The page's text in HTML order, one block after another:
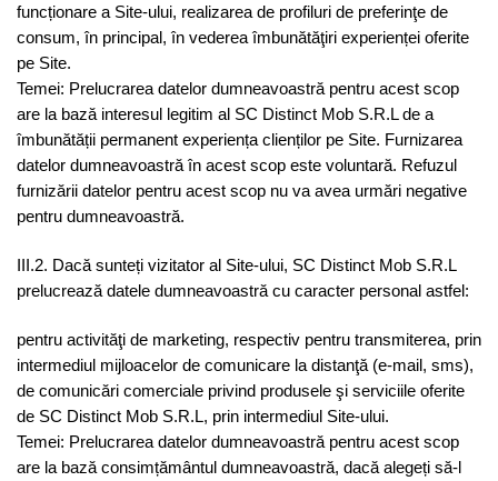
funcționare a Site-ului, realizarea de profiluri de preferinţe de
consum, în principal, în vederea îmbunătăţiri experienței oferite
pe Site.
Temei: Prelucrarea datelor dumneavoastră pentru acest scop
are la bază interesul legitim al SC Distinct Mob S.R.L de a
îmbunătății permanent experiența clienților pe Site. Furnizarea
datelor dumneavoastră în acest scop este voluntară. Refuzul
furnizării datelor pentru acest scop nu va avea urmări negative
pentru dumneavoastră.
III.2. Dacă sunteți vizitator al Site-ului, SC Distinct Mob S.R.L
prelucrează datele dumneavoastră cu caracter personal astfel:
pentru activităţi de marketing, respectiv pentru transmiterea, prin
intermediul mijloacelor de comunicare la distanţă (e-mail, sms),
de comunicări comerciale privind produsele şi serviciile oferite
de SC Distinct Mob S.R.L, prin intermediul Site-ului.
Temei: Prelucrarea datelor dumneavoastră pentru acest scop
are la bază consimțământul dumneavoastră, dacă alegeți să-l